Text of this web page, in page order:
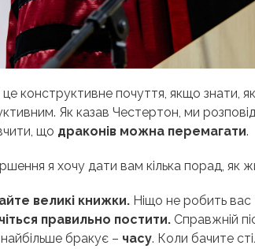
конструктивне почуття, якщо знати,
Як казав Честертон, ми
що драконів можна перемагати.
я хочу дати вам кілька порад, як
великі книжки. Ніщо не робить
правильно постити. Справжній
бракує – часу. Коли бачите